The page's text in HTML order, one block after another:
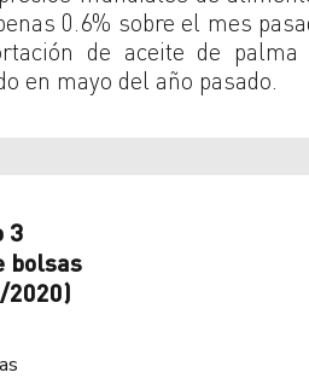
0.6% sobre el mes
de aceite de palma
en mayo del año pasado.
3
bolsas
2020)